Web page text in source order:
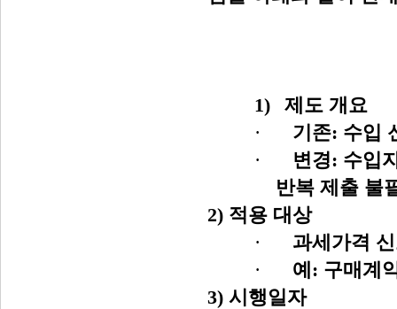
1)
제도 개요
·
기존: 수입
·
변경: 수입
반복 제출 불
2) 적용 대상
·
과세가격
·
예 : 구매계
3) 시행일자